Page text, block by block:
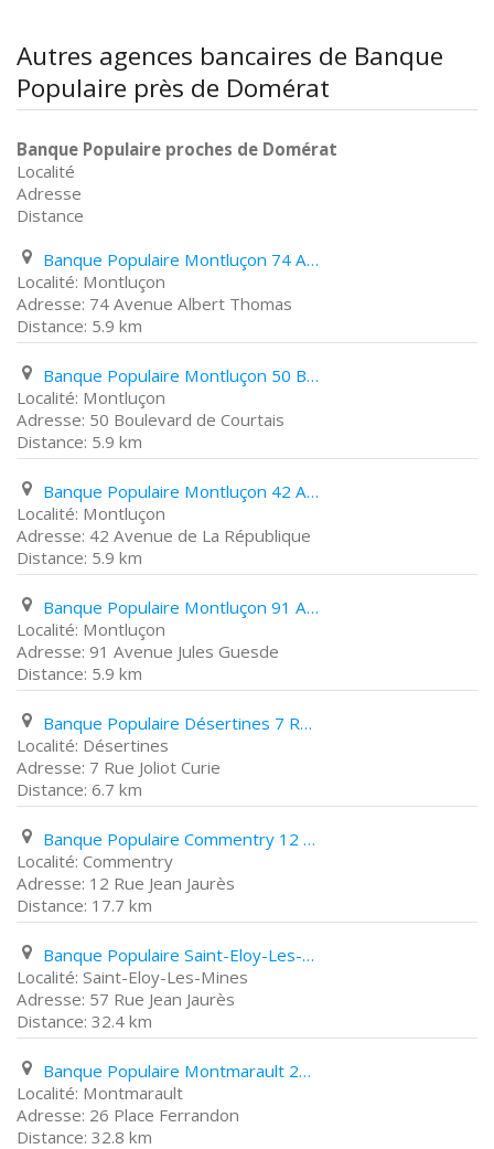
Autres agences bancaires de Banque
Populaire près de Domérat
Banque Populaire proches de Domérat
Localité
Adresse
Distance
Banque Populaire Montluçon 74 Avenue Albert Thomas
Montluçon
74 Avenue Albert Thomas
5.9 km
Banque Populaire Montluçon 50 Boulevard de Courtais
Montluçon
50 Boulevard de Courtais
5.9 km
Banque Populaire Montluçon 42 Avenue de La République
Montluçon
42 Avenue de La République
5.9 km
Banque Populaire Montluçon 91 Avenue Jules Guesde
Montluçon
91 Avenue Jules Guesde
5.9 km
Banque Populaire Désertines 7 Rue Joliot Curie
Désertines
7 Rue Joliot Curie
6.7 km
Banque Populaire Commentry 12 Rue Jean Jaurès
Commentry
12 Rue Jean Jaurès
17.7 km
Banque Populaire Saint-Eloy-Les-Mines 57 Rue Jean Jaurès
Saint-Eloy-Les-Mines
57 Rue Jean Jaurès
32.4 km
Banque Populaire Montmarault 26 Place Ferrandon
Montmarault
26 Place Ferrandon
32.8 km